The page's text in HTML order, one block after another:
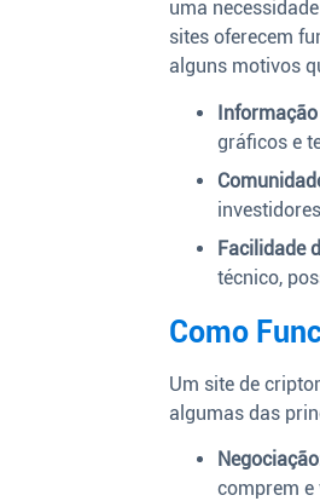
uma
sites oferecem
alguns motivos
gráficos e
Facilidade
técnico,
Como
Um site de
algumas das
comprem e